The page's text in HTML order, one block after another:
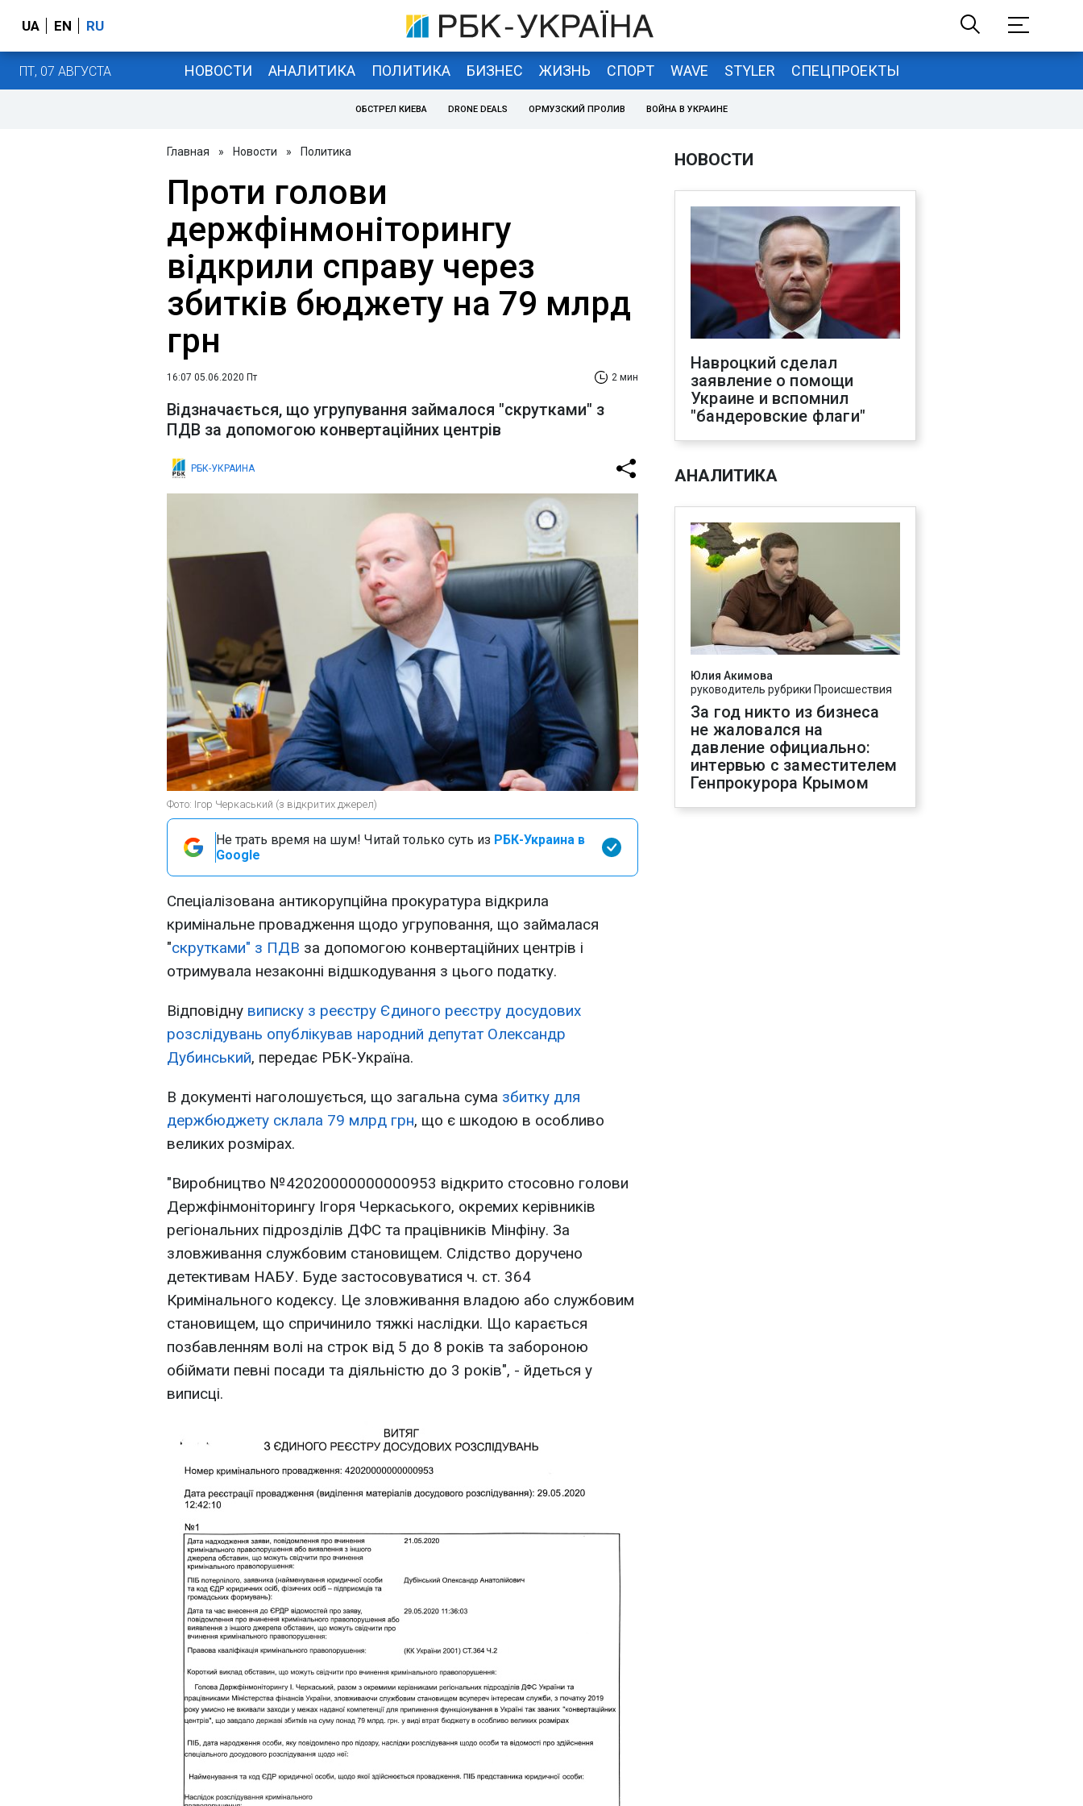
UA EN RU
ПТ, 07 АВГУСТА НОВОСТИ АНАЛИТИКА ПОЛИТИКА БИЗНЕС ЖИЗНЬ СПОРТ WAVE STYLER СПЕЦПРОЕКТЫ
ОБСТРЕЛ КИЕВА DRONE DEALS ОРМУЗСКИЙ ПРОЛИВ ВОЙНА В УКРАИНЕ
Главная » Новости » Политика
Проти голови
держфінмоніторингу
відкрили справу через
збитків бюджету на 79 млрд
грн
16:07 05.06.2020 Пт 2 мин
Відзначається, що угрупування займалося "скрутками" з
ПДВ за допомогою конвертаційних центрів
РБК-УКРАИНА
Фото: Ігор Черкаський (з відкритих джерел)
Не трать время на шум! Читай только суть из РБК-Украина в
Google
Спеціалізована антикорупційна прокуратура відкрила
кримінальне провадження щодо угруповання, що займалася
"скрутками" з ПДВ за допомогою конвертаційних центрів і
отримувала незаконні відшкодування з цього податку.
Відповідну виписку з реєстру Єдиного реєстру досудових
розслідувань опублікував народний депутат Олександр
Дубинський, передає РБК-Україна.
В документі наголошується, що загальна сума збитку для
держбюджету склала 79 млрд грн, що є шкодою в особливо
великих розмірах.
"Виробництво №42020000000000953 відкрито стосовно голови
Держфінмоніторингу Ігоря Черкаського, окремих керівників
регіональних підрозділів ДФС та працівників Мінфіну. За
зловживання службовим становищем. Слідство доручено
детективам НАБУ. Буде застосовуватися ч. ст. 364
Кримінального кодексу. Це зловживання владою або службовим
становищем, що спричинило тяжкі наслідки. Що карається
позбавленням волі на строк від 5 до 8 років та забороною
обіймати певні посади та діяльністю до 3 років", - йдеться у
виписці.
НОВОСТИ
Навроцкий сделал
заявление о помощи
Украине и вспомнил
"бандеровские флаги"
АНАЛИТИКА
Юлия Акимова
руководитель рубрики Происшествия
За год никто из бизнеса
не жаловался на
давление официально:
интервью с заместителем
Генпрокурора Крымом